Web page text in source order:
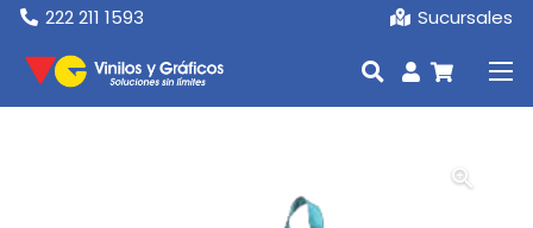
222 211 1593 Sucursales